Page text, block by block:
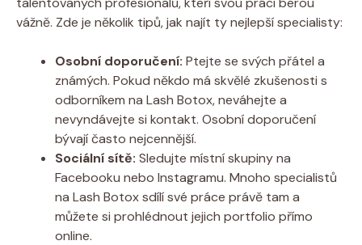
vážně. Zde je několik tipů, jak najít ty nejlepší specialisty:
Osobní doporučení: Ptejte se svých přátel a
známých. Pokud někdo má skvělé zkušenosti s
odborníkem na Lash Botox, neváhejte a
nevyndávejte si kontakt. Osobní doporučení
bývají často nejcennější.
Sociální sítě: Sledujte místní skupiny na
Facebooku nebo Instagramu. Mnoho specialistů
na Lash Botox sdílí své práce právě tam a
můžete si prohlédnout jejich portfolio přímo
online.